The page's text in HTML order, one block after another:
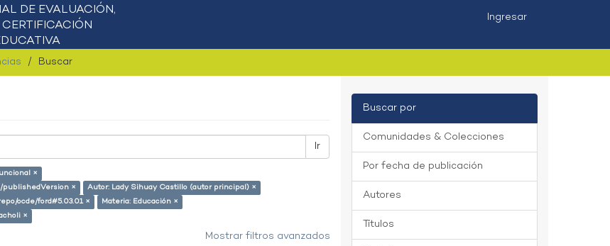
Ingresar
Buscar
Ir
×
×
Autor: Lady Sihuay Castillo (autor principal) ×
ocde/ford#5.03.01 ×
Materia: Educación ×
×
Mostrar filtros avanzados
Buscar por
Comunidades & Colecciones
Por fecha de publicación
Autores
Títulos